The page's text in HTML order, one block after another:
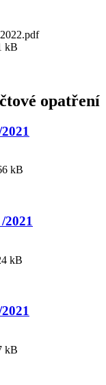
kB
opatření
kB
2021
kB
kB